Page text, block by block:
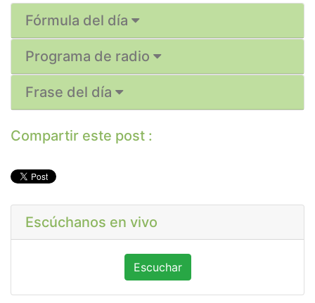
Fórmula del día
Programa de radio
Frase del día
Compartir este post :
Escúchanos en vivo
Escuchar